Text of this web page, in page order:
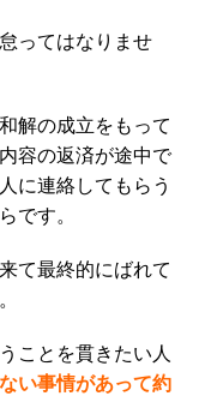
ってはなりませ
解の成立をもって
容の返済が途中で
に連絡してもらう
です。
て最終的にばれて
ことを貫きたい人
い事情があって約